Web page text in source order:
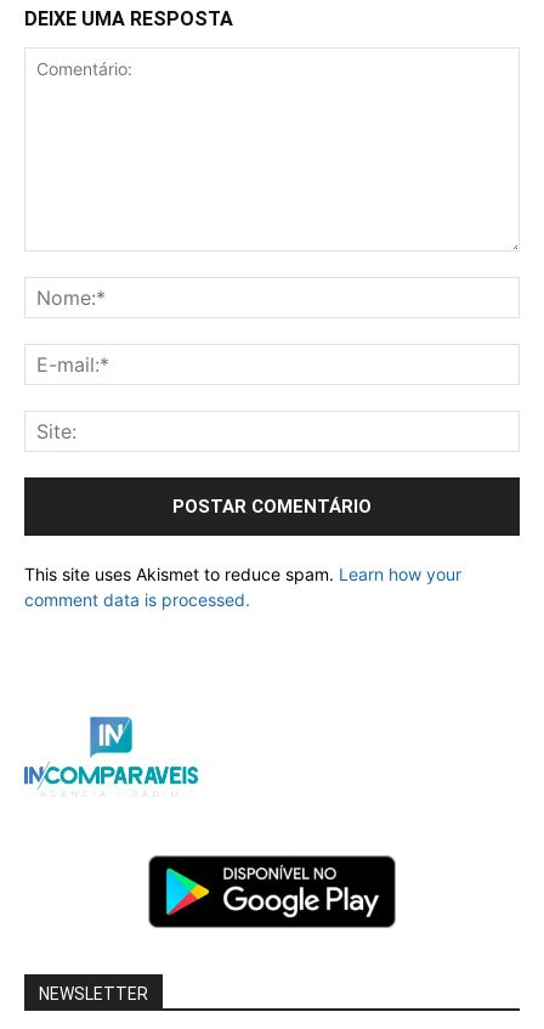
DEIXE UMA RESPOSTA
This site uses Akismet to reduce spam. Learn how your
comment data is processed.
NEWSLETTER